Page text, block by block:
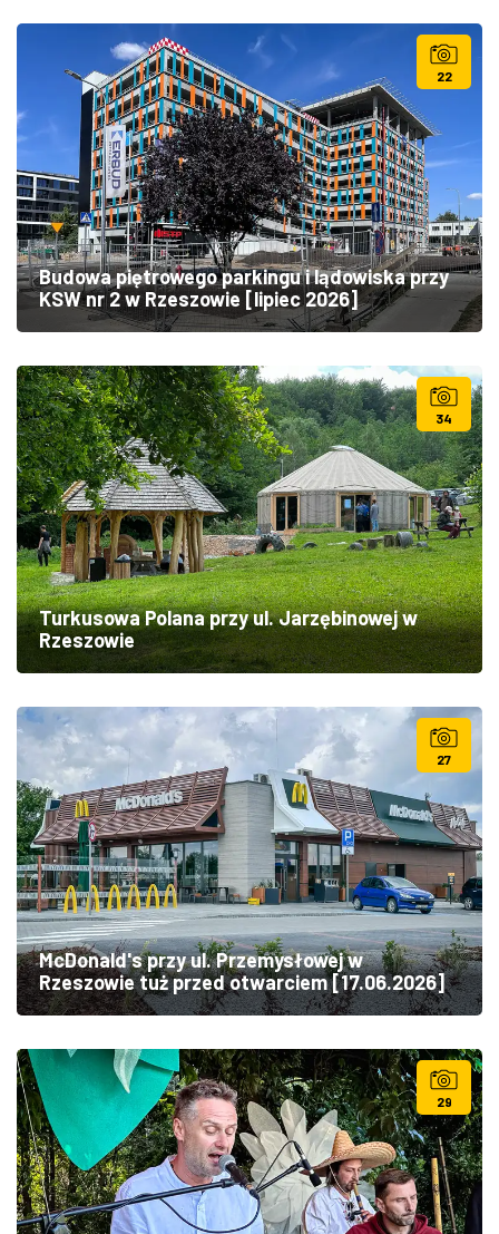
22
Budowa piętrowego parkingu i lądowiska przy
KSW nr 2 w Rzeszowie [lipiec 2026]
34
Turkusowa Polana przy ul. Jarzębinowej w
Rzeszowie
27
McDonald's przy ul. Przemysłowej w
Rzeszowie tuż przed otwarciem [17.06.2026]
29